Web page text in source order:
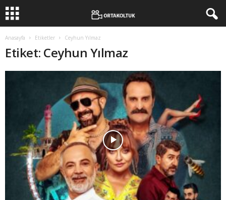
Anasayfa Etiketler Ceyhun Yılmaz
Etiket: Ceyhun Yılmaz